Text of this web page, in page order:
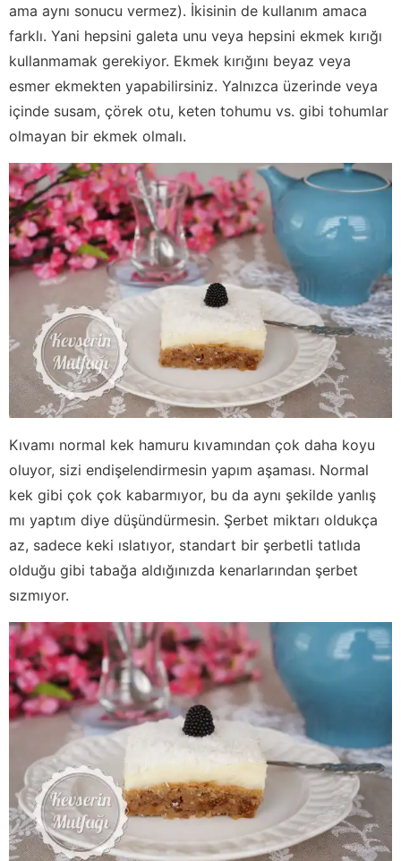
ama aynı sonucu vermez). İkisinin de kullanım amaca
farklı. Yani hepsini galeta unu veya hepsini ekmek kırığı
kullanmamak gerekiyor. Ekmek kırığını beyaz veya
esmer ekmekten yapabilirsiniz. Yalnızca üzerinde veya
içinde susam, çörek otu, keten tohumu vs. gibi tohumlar
olmayan bir ekmek olmalı.
Kıvamı normal kek hamuru kıvamından çok daha koyu
oluyor, sizi endişelendirmesin yapım aşaması. Normal
kek gibi çok çok kabarmıyor, bu da aynı şekilde yanlış
mı yaptım diye düşündürmesin. Şerbet miktarı oldukça
az, sadece keki ıslatıyor, standart bir şerbetli tatlıda
olduğu gibi tabağa aldığınızda kenarlarından şerbet
sızmıyor.